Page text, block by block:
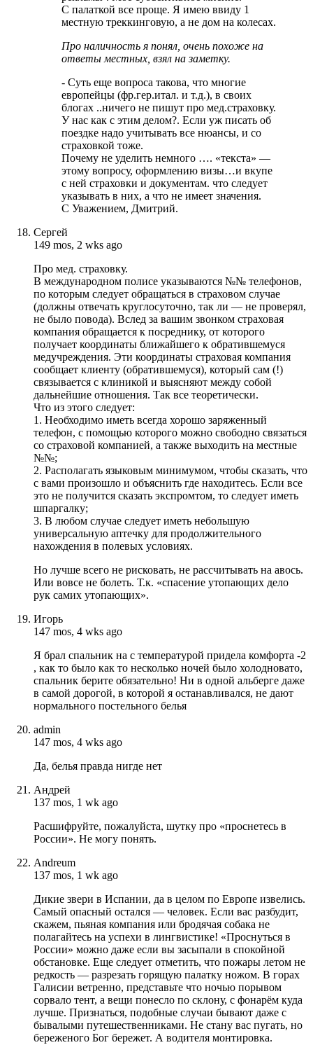
С палаткой все проще. Я имею ввиду 1
местную треккинговую, а не дом на колесах.
Про наличность я понял, очень похоже на
ответы местных, взял на заметку.
- Суть еще вопроса такова, что многие
европейцы (фр.гер.итал. и т.д.), в своих
блогах ..ничего не пишут про мед.страховку.
У нас как с этим делом?. Если уж писать об
поездке надо учитывать все нюансы, и со
страховкой тоже.
Почему не уделить немного …. «текста» —
этому вопросу, оформлению визы…и вкупе
с ней страховки и документам. что следует
указывать в них, а что не имеет значения.
С Уважением, Дмитрий.
Cергей
149 mos, 2 wks ago
Про мед. страховку.
В международном полисе указываются №№ телефонов,
по которым следует обращаться в страховом случае
(должны отвечать круглосуточно, так ли — не проверял,
не было повода). Вслед за вашим звонком страховая
компания обращается к посреднику, от которого
получает координаты ближайшего к обратившемуся
медучреждения. Эти координаты страховая компания
сообщает клиенту (обратившемуся), который сам (!)
связывается с клиникой и выясняют между собой
дальнейшие отношения. Так все теоретически.
Что из этого следует:
1. Необходимо иметь всегда хорошо заряженный
телефон, с помощью которого можно свободно связаться
со страховой компанией, а также выходить на местные
№№;
2. Располагать языковым минимумом, чтобы сказать, что
с вами произошло и объяснить где находитесь. Если все
это не получится сказать экспромтом, то следует иметь
шпаргалку;
3. В любом случае следует иметь небольшую
универсальную аптечку для продолжительного
нахождения в полевых условиях.
Но лучше всего не рисковать, не рассчитывать на авось.
Или вовсе не болеть. Т.к. «спасение утопающих дело
рук самих утопающих».
Игорь
147 mos, 4 wks ago
Я брал спальник на с температурой придела комфорта -2
, как то было как то несколько ночей было холодновато,
спальник берите обязательно! Ни в одной альберге даже
в самой дорогой, в которой я останавливался, не дают
нормального постельного белья
admin
147 mos, 4 wks ago
Да, белья правда нигде нет
Андрей
137 mos, 1 wk ago
Расшифруйте, пожалуйста, шутку про «проснетесь в
России». Не могу понять.
Andreum
137 mos, 1 wk ago
Дикие звери в Испании, да в целом по Европе извелись.
Самый опасный остался — человек. Если вас разбудит,
скажем, пьяная компания или бродячая собака не
полагайтесь на успехи в лингвистике! «Проснуться в
России» можно даже если вы засыпали в спокойной
обстановке. Еще следует отметить, что пожары летом не
редкость — разрезать горящую палатку ножом. В горах
Галисии ветренно, представьте что ночью порывом
сорвало тент, а вещи понесло по склону, с фонарём куда
лучше. Признаться, подобные случаи бывают даже с
бывалыми путешественниками. Не стану вас пугать, но
береженого Бог бережет. А водителя монтировка.